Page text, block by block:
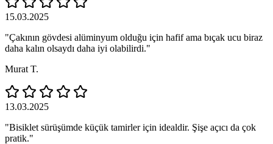
15.03.2025
"Çakının gövdesi alüminyum olduğu için hafif ama bıçak ucu biraz
daha kalın olsaydı daha iyi olabilirdi."
Murat T.
13.03.2025
"Bisiklet sürüşümde küçük tamirler için idealdir. Şişe açıcı da çok
pratik."